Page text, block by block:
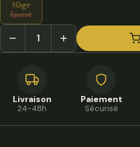
10gr
Épuisé
Livraison
24-48h
Paiement
Sécurisé